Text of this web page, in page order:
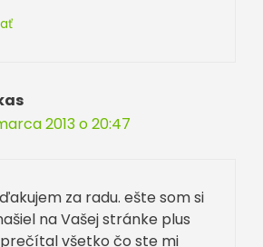
2013 o 20:47
za radu. ešte som si
na Vašej stránke plus
všetko čo ste mi